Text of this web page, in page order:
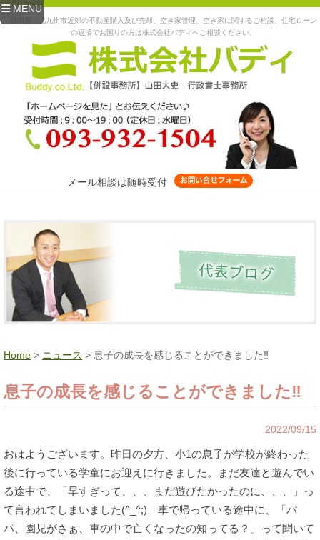
MENU
福岡県、北九州市近郊の不動産購入及び売却、空き家管理、空き家に関するご相談、住宅ローン
の返済でお困りの方は株式会社バディへご相談ください。
メール相談は随時受付
Home > ニュース > 息子の成長を感じることができました‼
息子の成長を感じることができました‼
2022/09/15
おはようございます。昨日の夕方、小1の息子が学校が終わった
後に行っている学童にお迎えに行きました。まだ友達と遊んでい
る途中で、「早すぎって、、、まだ遊びたかったのに、、、」っ
て言われてしまいました(^_^;) 車で帰っている途中に、「パ
パ、園児がさぁ、車の中で亡くなったの知ってる？」って聞いて